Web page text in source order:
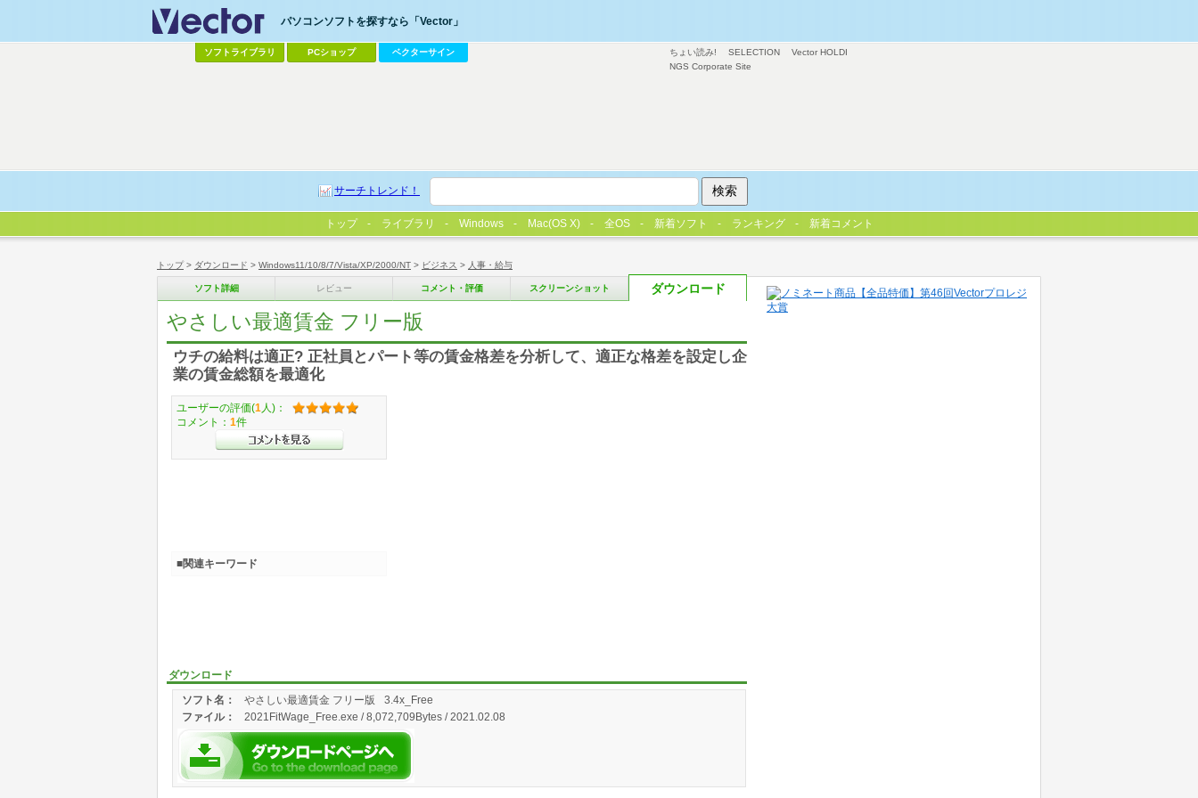
トップ> ダウンロード > Windows11/10/8/7/Vista/XP/2000/NT > ビジネス > 人事・給与
ソフト詳細 レビュー コメント・評価 スクリーンショット ダウンロード
やさしい最適賃金 フリー版
ウチの給料は適正? 正社員とパート等の賃金格差を分析して、適正な格差を設定し企
業の賃金総額を最適化
ダウンロード
ソフト名：
やさしい最適賃金 フリー版 3.4x_Free
ファイル： 2021FitWage_Free.exe / 8,072,709Bytes / 2021.02.08
ユーザーの評価(1 人)：
コメント： 1件
■関連キーワード
ちょい読み! SELECTION
Vector HOLDI
NGS Corporate Site
パソコンソフトを探すなら「Vector」
ソフトライブラリ PCショップ ベクターサイン
サーチトレンド！
トップ ライブラリ Windows Mac(OS X) 全OS 新着ソフト ランキング 新着コメント